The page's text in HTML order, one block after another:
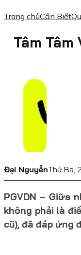
Trang chủCần Biết
Tâm
Đại NguyễnThứ Ba,
PGVDN – Giữa
không phải là
cũ), đã đáp ứng